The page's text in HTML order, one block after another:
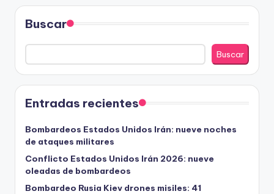
Buscar
Buscar
Entradas recientes
Bombardeos Estados Unidos Irán: nueve noches
de ataques militares
Conflicto Estados Unidos Irán 2026: nueve
oleadas de bombardeos
Bombardeo Rusia Kiev drones misiles: 41